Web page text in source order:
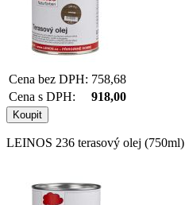
Cena bez DPH: 758,68
Cena s DPH:
918,00
LEINOS 236 terasový olej (750ml)